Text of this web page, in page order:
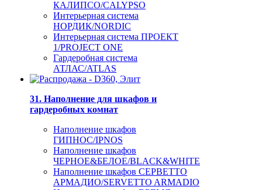
КАЛИПСО/CALYPSO
Интерьерная система
НОРДИК/NORDIC
Интерьерная система ПРОЕКТ
1/PROJECT ONE
Гардеробная система
АТЛАС/ATLAS
31. Наполнение для шкафов и
гардеробных комнат
Наполнение шкафов
ГИПНОС/IPNOS
Наполнение шкафов
ЧЕРНОЕ&БЕЛОЕ/BLACK&WHITE
Наполнение шкафов СЕРВЕТТО
АРМАДИО/SERVETTO ARMADIO